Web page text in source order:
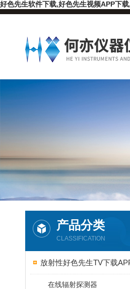
好色先生软件下载,好色先生视频APP下
产品分类
CLASSIFICATION
放射性好色先生TV下载
在线辐射探测器